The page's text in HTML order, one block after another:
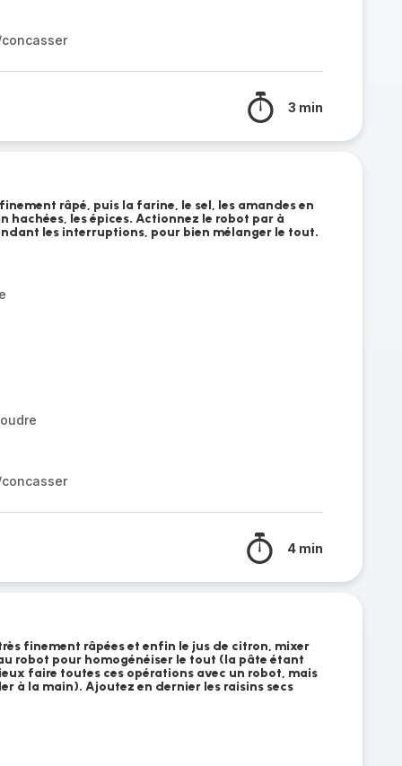
3 min
râpé, puis la farine, le sel, les amandes en
hachées, les épices. Actionnez le robot par à
les interruptions, pour bien mélanger le tout.
4 min
finement râpées et enfin le jus de citron, mixer
robot pour homogénéiser le tout (la pâte étant
faire toutes ces opérations avec un robot, mais
à la main). Ajoutez en dernier les raisins secs